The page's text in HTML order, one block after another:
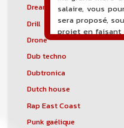
Dream pop
Drill
Drone
Dub techno
Dubtronica
Dutch house
Rap East Coast
Punk gaélique
salaire, vous
sera proposé,
projet en faisant
de financer
domaine, les
une campagne
de soit que
visible